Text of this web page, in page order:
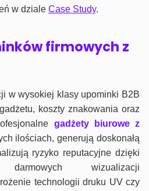
w dziale Case Study.
firmowych z
w wysokiej klasy upominki B2B
koszty znakowania oraz
gadżety biurowe z
ilościach, generują doskonałą
ryzyko reputacyjne dzięki
wizualizacji
technologii druku UV czy